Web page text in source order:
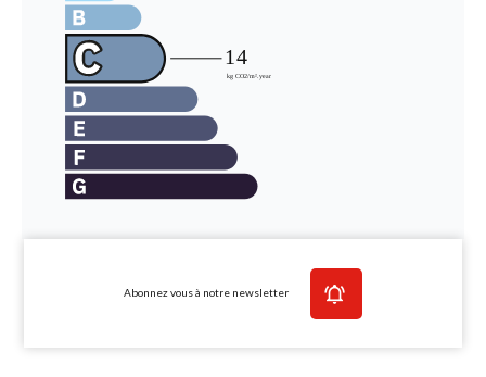
Abonnez vous à notre newsletter